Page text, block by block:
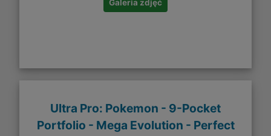
Galeria zdjęć
Ultra Pro: Pokemon - 9-Pocket
Portfolio - Mega Evolution - Perfect